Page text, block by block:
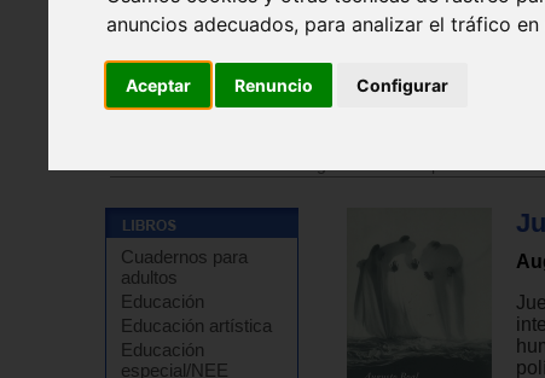
anuncios adecuados, para analizar el tráfico
Aceptar Renuncio Configurar
Cuadernos para
adultos
Educación
Educación artística
Educación
especial/NEE